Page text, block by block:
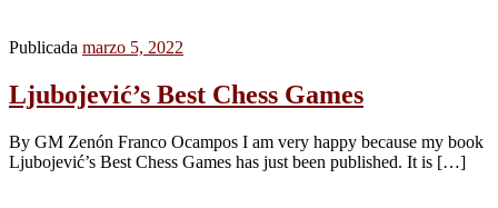
Publicada marzo 5, 2022
Ljubojević’s Best Chess Games
By GM Zenón Franco Ocampos I am very happy because my book
Ljubojević’s Best Chess Games has just been published. It is […]